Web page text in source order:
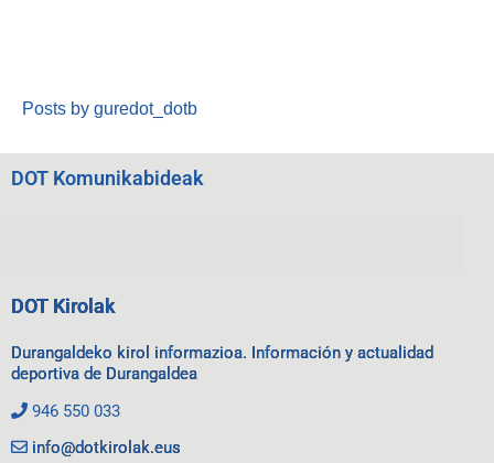
Posts by guredot_dotb
DOT Komunikabideak
DOT Kirolak
Durangaldeko kirol informazioa. Información y actualidad
deportiva de Durangaldea
946 550 033
info@dotkirolak.eus